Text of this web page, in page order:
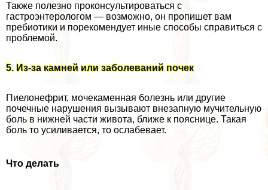
Также полезно проконсультироваться с
гастроэнтерологом — возможно, он пропишет вам
пребиотики и порекомендует иные способы справиться с
проблемой.
5. Из-за камней или заболеваний почек
Пиелонефрит, мочекаменная болезнь или другие
почечные нарушения вызывают внезапную мучительную
боль в нижней части живота, ближе к пояснице. Такая
боль то усиливается, то ослабевает.
Что делать